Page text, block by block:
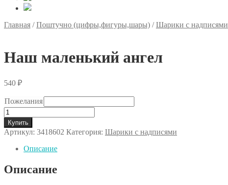
Главная /Поштучно (цифры,фигуры,шары) /Шарики с надписями
Наш маленький ангел
540 ₽
Пожелания
Количество
товара
Наш
маленький
ангел
Купить
Артикул: 3418602 Категория: Шарики с надписями
Описание
Описание